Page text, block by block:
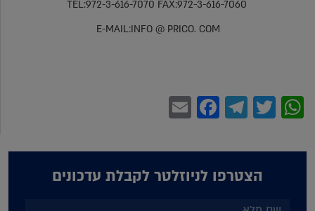
E-MAIL:INFO @ PRICO. COM
WhatsApp
Twitter
Telegram
Facebook
הצטרפו לניוזלטר לקבלת עדכונים